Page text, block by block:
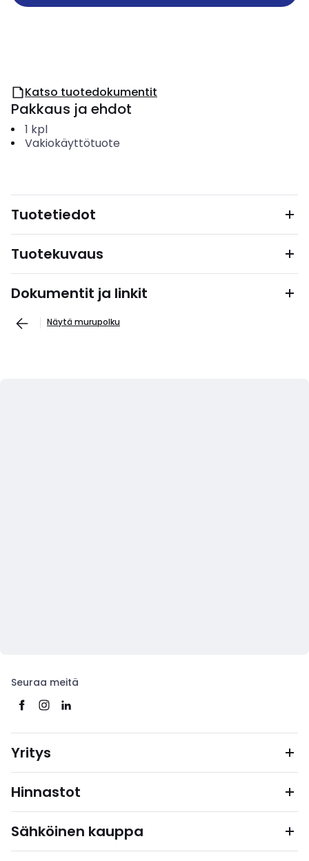
Katso tuotedokumentit
Pakkaus ja ehdot
1 kpl
Vakiokäyttötuote
Tuotetiedot
Tuotekuvaus
Dokumentit ja linkit
Näytä murupolku
Seuraa meitä
Yritys
Hinnastot
Sähköinen kauppa